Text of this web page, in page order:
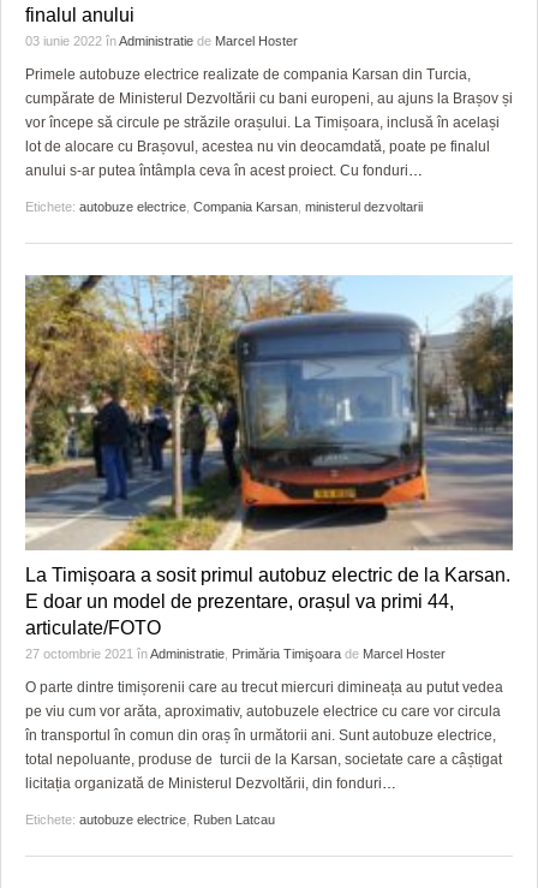
finalul anului
03 iunie 2022 înAdministratie de Marcel Hoster
Primele autobuze electrice realizate de compania Karsan din Turcia,
cumpărate de Ministerul Dezvoltării cu bani europeni, au ajuns la Brașov și
vor începe să circule pe străzile orașului. La Timișoara, inclusă în același
lot de alocare cu Brașovul, acestea nu vin deocamdată, poate pe finalul
anului s-ar putea întâmpla ceva în acest proiect. Cu fonduri…
Etichete: autobuze electrice Compania Karsan ministerul dezvoltarii
La Timișoara a sosit primul autobuz electric de la Karsan.
E doar un model de prezentare, orașul va primi 44,
articulate/FOTO
27 octombrie 2021 înAdministratie, Primăria Timişoara de Marcel Hoster
O parte dintre timișorenii care au trecut miercuri dimineața au putut vedea
pe viu cum vor arăta, aproximativ, autobuzele electrice cu care vor circula
în transportul în comun din oraș în următorii ani. Sunt autobuze electrice,
total nepoluante, produse de turcii de la Karsan, societate care a câștigat
licitația organizată de Ministerul Dezvoltării, din fonduri…
Etichete: autobuze electrice, Ruben Latcau